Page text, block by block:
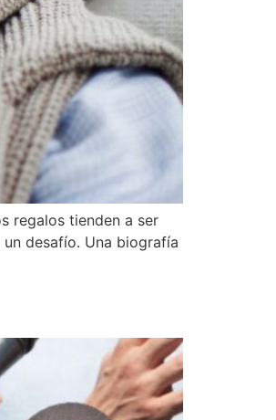
regalos tienden a ser
desafío. Una biografía